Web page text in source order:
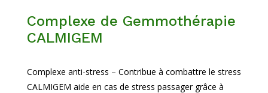
Complexe de Gemmothérapie
CALMIGEM
Complexe anti-stress – Contribue à combattre le stress
CALMIGEM aide en cas de stress passager grâce à